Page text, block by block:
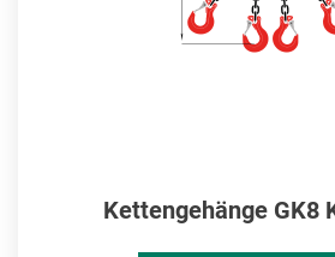
Kettengehänge GK8